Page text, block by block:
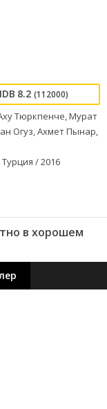
8.2 (112000)
Тюркпенче, Мурат
Огуз, Ахмет Пынар,
/ 2016
в хорошем